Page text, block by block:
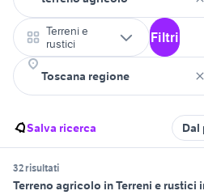
Terreni e
rustici
Filtri
Salva ricerca Dal
32 risultati
Terreno agricolo in Terreni e rustici